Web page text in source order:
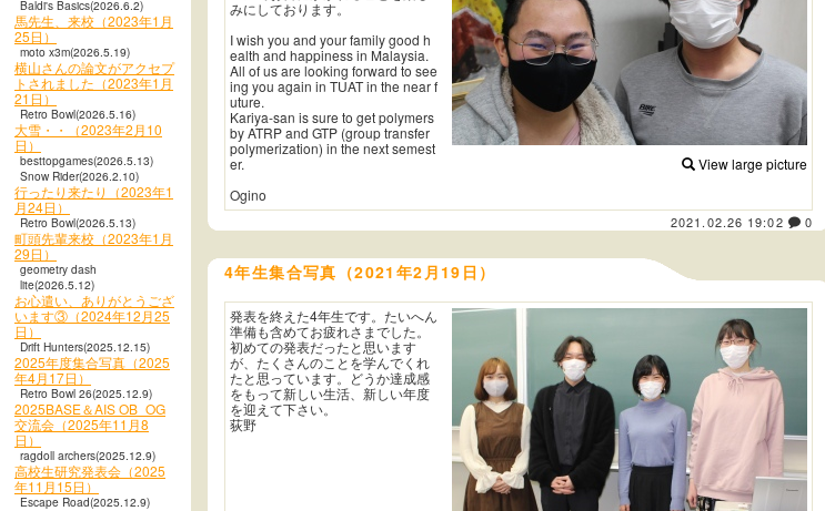
Baldi's Basics(2026.6.2)
馬先生、来校（2023年1月
25日）
moto x3m(2026.5.19)
横山さんの論文がアクセプ
トされました（2023年1月
21日）
Retro Bowl(2026.5.16)
大雪・・（2023年2月10
日）
besttopgames(2026.5.13)
Snow Rider(2026.2.10)
行ったり来たり（2023年1
月24日）
Retro Bowl(2026.5.13)
町頭先輩来校（2023年1月
29日）
geometry dash
lite(2026.5.12)
お心遣い、ありがとうござ
います③（2024年12月25
日）
Drift Hunters(2025.12.15)
2025年度集合写真（2025
年4月17日）
Retro Bowl 26(2025.12.9)
2025BASE＆AIS OB_OG
交流会（2025年11月8
日）
ragdoll archers(2025.12.9)
高校生研究発表会（2025
年11月15日）
Escape Road(2025.12.9)
View large picture
みにしております。
I wish you and your family good h
ealth and happiness in Malaysia.
All of us are looking forward to see
ing you again in TUAT in the near f
uture.
Kariya-san is sure to get polymers
by ATRP and GTP (group transfer
polymerization) in the next semest
er.
Ogino
2021.02.26 19:02 0
4年生集合写真（2021年2月19日）
発表を終えた4年生です。たいへん
準備も含めてお疲れさまでした。
初めての発表だったと思います
が、たくさんのことを学んでくれ
たと思っています。どうか達成感
をもって新しい生活、新しい年度
を迎えて下さい。
荻野